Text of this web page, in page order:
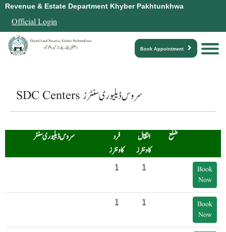
Revenue & Estate Department Khyber Pakhtunkhwa
Official Login
Book Appointment
SDC Centers سروس ڈیلیوری سنٹرز
سروس ڈیلیوری سنٹر
فرد
کاونٹرز
انتقال
کاونٹرز
ضلع
1 1
Book
Now
1 1
Book
Now